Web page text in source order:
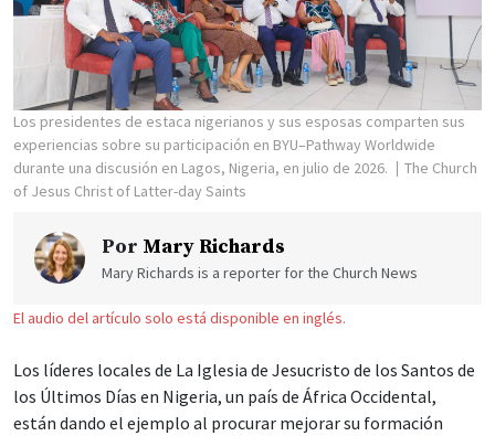
Los presidentes de estaca nigerianos y sus esposas comparten sus
experiencias sobre su participación en BYU–Pathway Worldwide
durante una discusión en Lagos, Nigeria, en julio de 2026.
The Church
of Jesus Christ of Latter-day Saints
Por Mary Richards
Mary Richards is a reporter for the Church News
El audio del artículo solo está disponible en inglés.
Los líderes locales de La Iglesia de Jesucristo de los Santos de
los Últimos Días en Nigeria, un país de África Occidental,
están dando el ejemplo al procurar mejorar su formación